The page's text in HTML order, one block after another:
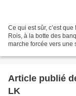
Ce qui est sûr, c’est
Rois, à la botte des
marche forcée vers une
Article publié depuis Overblog et
LK